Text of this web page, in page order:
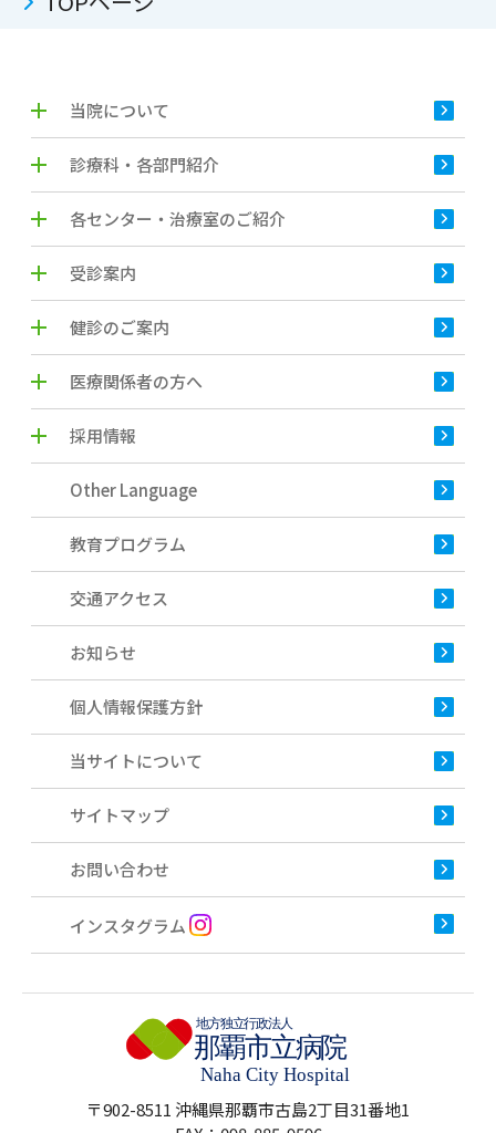
当院について
診療科・各部門紹介
各センター・治療室のご紹介
受診案内
健診のご案内
医療関係者の方へ
採用情報
Other Language
教育プログラム
交通アクセス
お知らせ
個人情報保護方針
当サイトについて
サイトマップ
お問い合わせ
インスタグラム
〒902-8511 沖縄県那覇市古島2丁目31番地1